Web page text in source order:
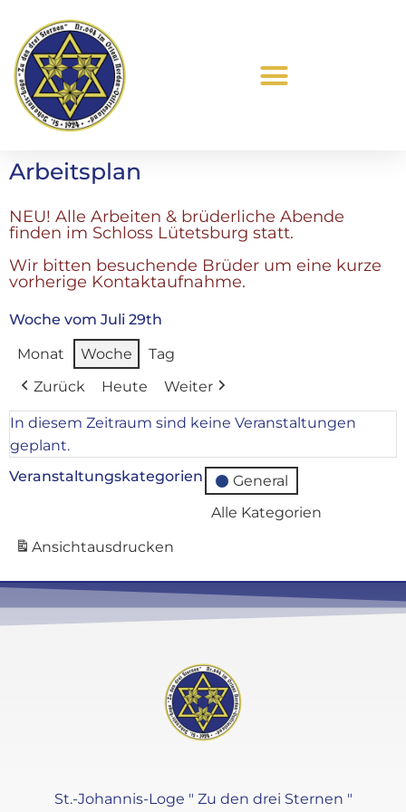
Arbeitsplan
NEU! Alle Arbeiten & brüderliche Abende
finden im Schloss Lütetsburg statt.
Wir bitten besuchende Brüder um eine kurze
vorherige Kontaktaufnahme.
Woche vom Juli 29th
Monat
Woche
Tag
Zurück
Heute Weiter
In diesem Zeitraum sind keine Veranstaltungen
geplant.
Veranstaltungskategorien
General
Alle Kategorien
Ansichtausdrucken
St.-Johannis-Loge " Zu den drei Sternen "